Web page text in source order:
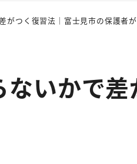
がつく復習法｜富士見市の保護者
いかで